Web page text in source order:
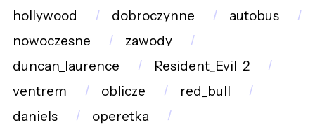
hollywood
dobroczynne
autobus
nowoczesne
zawody
duncan_laurence
Resident_Evil_2
ventrem
oblicze
red_bull
daniels
operetka